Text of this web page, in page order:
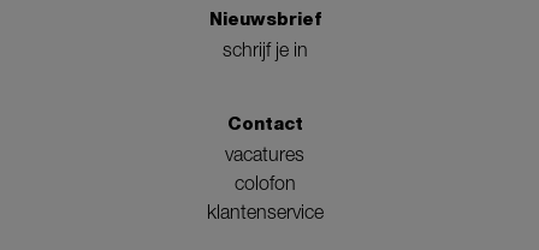
Nieuwsbrief
schrijf je in
Contact
vacatures
colofon
klantenservice